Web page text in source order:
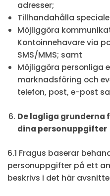
adresser;
Tillhandahålla
Möjliggöra
Kontoinnehavare via
SMS/MMS; samt
Möjliggöra personliga
marknadsföring och
telefon, post, e-post
De lagliga grunderna
dina personuppgifter
6.1 Fragus baserar
personuppgifter på ett
beskrivs i det här